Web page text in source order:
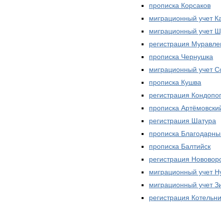
прописка Корсаков
миграционный учет
миграционный учет
регистрация
прописка Чернушка
миграционный учет
прописка Кушва
регистрация
прописка
регистрация Шатура
прописка
прописка Балтийск
регистрация
миграционный учет
миграционный учет
регистрация